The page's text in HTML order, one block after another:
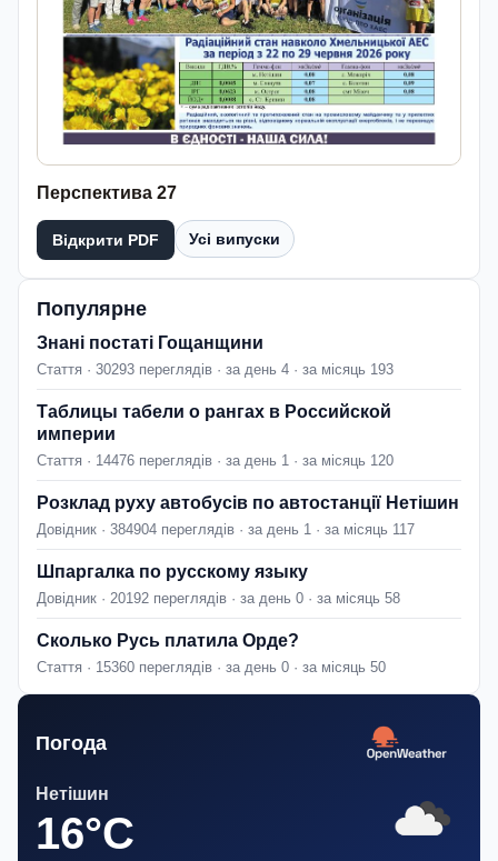
Перспектива 27
Відкрити PDF Усі випуски
Популярне
Знані постаті Гощанщини
Стаття · 30293 переглядів · за день 4 · за місяць 193
Таблицы табели о рангах в Российской
империи
Стаття · 14476 переглядів · за день 1 · за місяць 120
Розклад руху автобусів по автостанції Нетішин
Довідник · 384904 переглядів · за день 1 · за місяць 117
Шпаргалка по русскому языку
Довідник · 20192 переглядів · за день 0 · за місяць 58
Сколько Русь платила Орде?
Стаття · 15360 переглядів · за день 0 · за місяць 50
Погода
Нетішин
16°C